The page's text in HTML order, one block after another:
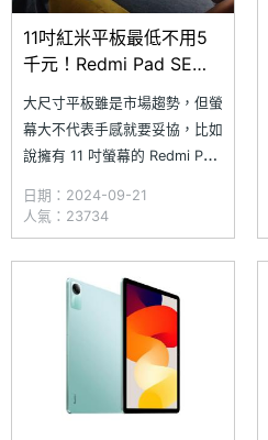
11吋紅米平板最低不用5
千元！Redmi Pad SE通
路最低價格整理(2024.9)
大尺寸平板雖是市場趨勢，但螢
幕大不代表手感就要妥協，比如
說擁有 11 吋螢幕的 Redmi Pad
478g，不論單手握持或雙手操
作都輕巧舒適。此外，Redmi
Pad SE 還搭載 8,000mAh 大
電池和四揚聲器立體聲配置，為
長時間影音體驗提供卓越支援。
日期：2024-09-21
人氣：23734